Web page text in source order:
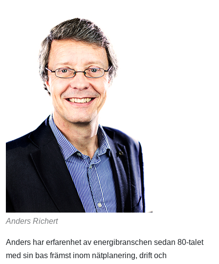
Anders Richert
Anders har erfarenhet av energibranschen sedan 80-talet
med sin bas främst inom nätplanering, drift och